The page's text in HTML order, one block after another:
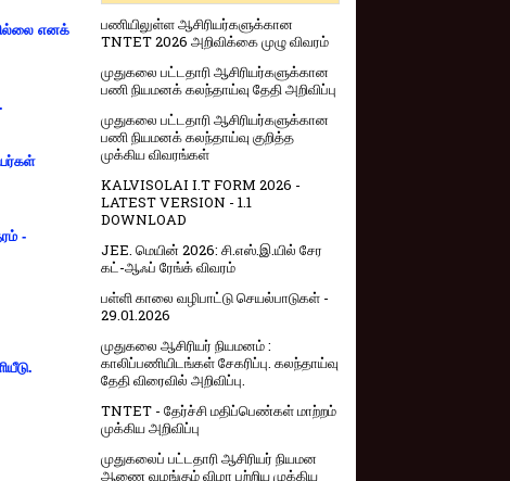
எனக்
-
பணியிலுள்ள ஆசிரியர்களுக்கான
TNTET 2026 அறிவிக்கை முழு விவரம்
முதுகலை பட்டதாரி ஆசிரியர்களுக்கான
பணி நியமனக் கலந்தாய்வு தேதி அறிவிப்பு
முதுகலை பட்டதாரி ஆசிரியர்களுக்கான
பணி நியமனக் கலந்தாய்வு குறித்த
முக்கிய விவரங்கள்
KALVISOLAI I.T FORM 2026 -
LATEST VERSION - 1.1
DOWNLOAD
JEE. மெயின் 2026: சி.எஸ்.இ.யில் சேர
கட்-ஆஃப் ரேங்க் விவரம்
பள்ளி காலை வழிபாட்டு செயல்பாடுகள் -
29.01.2026
முதுகலை ஆசிரியர் நியமனம் :
காலிப்பணியிடங்கள் சேகரிப்பு. கலந்தாய்வு
தேதி விரைவில் அறிவிப்பு.
TNTET - தேர்ச்சி மதிப்பெண்கள் மாற்றம்
முக்கிய அறிவிப்பு
முதுகலைப் பட்டதாரி ஆசிரியர் நியமன
ஆணை வழங்கும் விழா பற்றிய முக்கிய